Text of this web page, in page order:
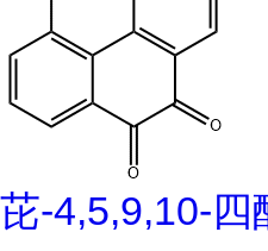
芘-4,5,9,10-四